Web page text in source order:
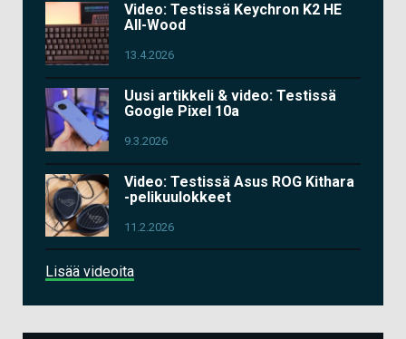
Video: Testissä Keychron K2 HE
All-Wood
13.4.2026
Uusi artikkeli & video: Testissä
Google Pixel 10a
9.3.2026
Video: Testissä Asus ROG Kithara
-pelikuulokkeet
11.2.2026
Lisää videoita